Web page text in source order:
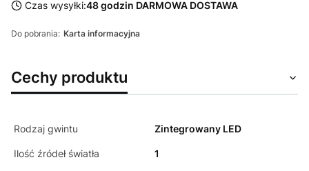
Czas wysyłki:48 godzin DARMOWA DOSTAWA
Do pobrania: Karta informacyjna
Cechy produktu
Rodzaj gwintu Zintegrowany LED
Ilość źródeł światła 1